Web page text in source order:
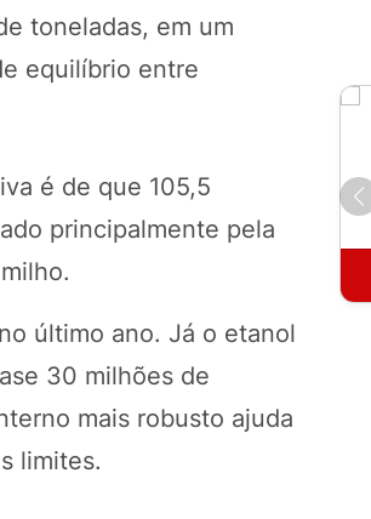
toneladas, em um
equilíbrio entre
é de que 105,5
principalmente pela
último ano. Já o etanol
30 milhões de
mais robusto ajuda
limites.